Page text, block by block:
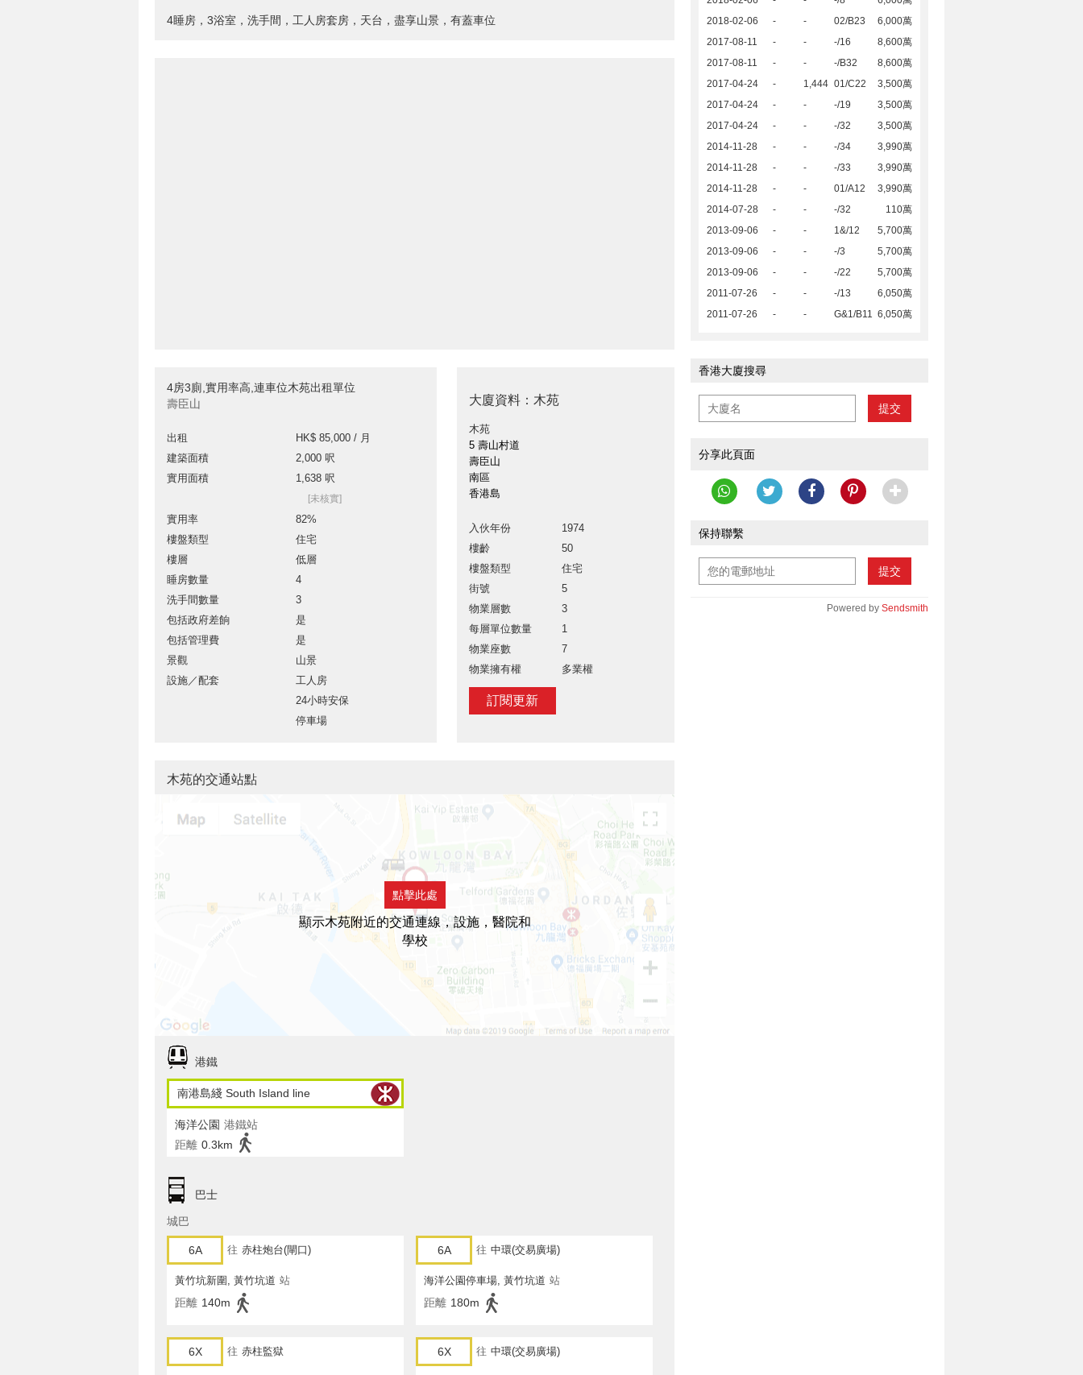
4睡房，3浴室，洗手間，工人房套房，天台，盡享山景，有蓋車位
4房3廁,實用率高,連車位木苑出租單位
壽臣山
出租
HK$ 85,000 / 月
建築面積
2,000 呎
實用面積
1,638 呎
[未核實]
實用率
82%
樓盤類型
住宅
樓層
低層
睡房數量
4
洗手間數量
3
包括政府差餉
是
包括管理費
是
景觀
山景
設施／配套
工人房
24小時安保
停車場
大廈資料：木苑
木苑
5 壽山村道
壽臣山
南區
香港島
入伙年份
1974
樓齡
50
樓盤類型
住宅
街號
5
物業層數
3
每層單位數量
1
物業座數
7
物業擁有權
多業權
訂閱更新
2018-02-06
- - 02/B23
6,000萬
2017-08-11
- - -/16
8,600萬
2017-08-11
- - -/B32
8,600萬
2017-04-24
- 1,444 01/C22
3,500萬
2017-04-24
- - -/19
3,500萬
2017-04-24
- - -/32
3,500萬
2014-11-28
- - -/34
3,990萬
2014-11-28
- - -/33
3,990萬
2014-11-28
- - 01/A12
3,990萬
2014-07-28
- - -/32
110萬
2013-09-06
- - 1&/12
5,700萬
2013-09-06
- - -/3
5,700萬
2013-09-06
- - -/22
5,700萬
2011-07-26
- - -/13
6,050萬
2011-07-26
- - G&1/B11 6,050萬
香港大廈搜尋
提交
分享此頁面
保持聯繫
提交
Powered by Sendsmith
木苑的交通站點
點擊此處
顯示木苑附近的交通連線，設施，醫院和
學校
港鐵
南港島綫 South Island line
海洋公園 港鐵站
距離 0.3km
巴士
城巴
6A 往 赤柱炮台(閘口)
黃竹坑新圍, 黃竹坑道 站
距離 140m
6A 往 中環(交易廣場)
海洋公園停車場, 黃竹坑道 站
距離 180m
6X 往 赤柱監獄 6X 往 中環(交易廣場)